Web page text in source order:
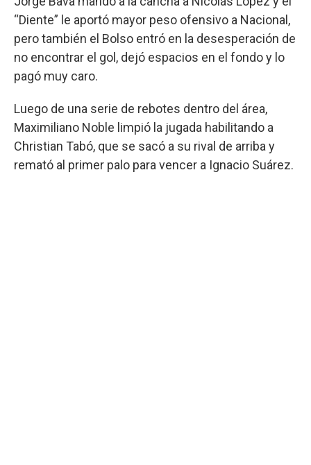
“Diente” le aportó mayor peso ofensivo a Nacional,
pero también el Bolso entró en la desesperación de
no encontrar el gol, dejó espacios en el fondo y lo
pagó muy caro.
Luego de una serie de rebotes dentro del área,
Maximiliano Noble limpió la jugada habilitando a
Christian Tabó, que se sacó a su rival de arriba y
remató al primer palo para vencer a Ignacio Suárez.